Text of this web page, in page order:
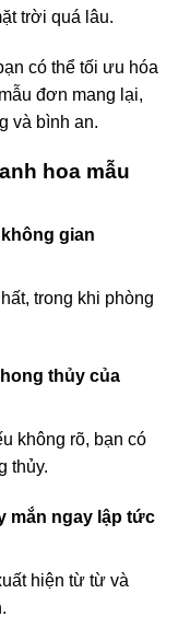
trời quá lâu.
có thể tối ưu hóa
đơn mang lại,
và bình an.
hoa mẫu
gian
trong khi phòng
thủy của
không rõ, bạn có
thủy.
mắn ngay lập tức
hiện từ từ và